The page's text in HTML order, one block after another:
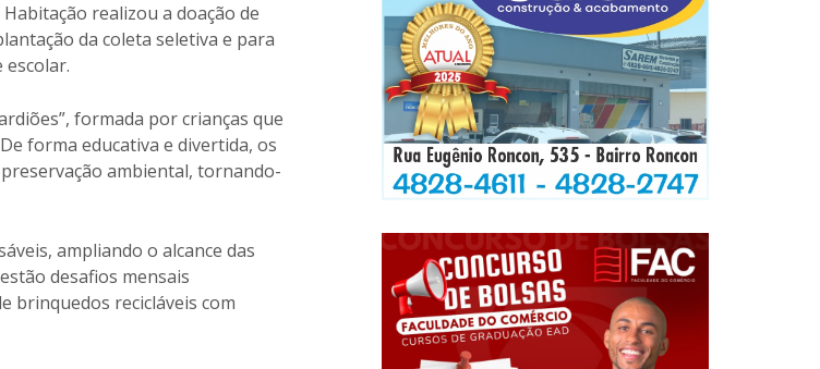
realizou a doação de
da coleta seletiva e para
formada por crianças que
forma educativa e divertida, os
ambiental, tornando-
ampliando o alcance das
desafios mensais
brinquedos recicláveis com